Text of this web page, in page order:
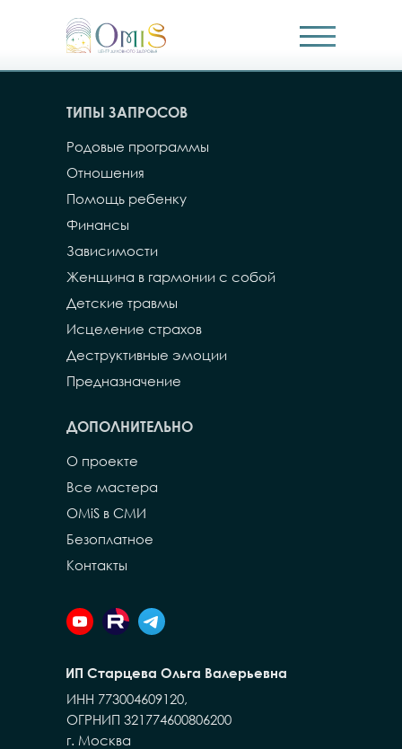
О проекте
Безоплатное
Контакты
ДОПОЛНИТЕЛЬНО
Родовые программы
Отношения
Помощь ребенку
Финансы
ТИПЫ ЗАПРОСОВ
Женщина в гармонии с собой
Детские травмы
Исцеление страхов
Деструктивные эмоции
Зависимости
OMiS в СМИ
ИНН 773004609120,
ОГРНИП 321774600806200
г. Москва
ИП Старцева Ольга Валерьевна
Предназначение
Все мастера